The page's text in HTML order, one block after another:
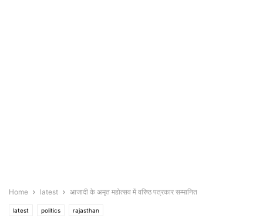
Home latest आजादी के अमृत महोत्सव में वरिष्ठ पत्रकार सम्मानित
latest politics rajasthan